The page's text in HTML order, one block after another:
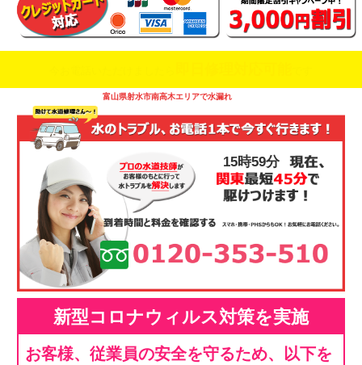
富山県射水市南高木エリアで水漏れ
15時59分
新型コロナウィルス対策を実施
お客様、従業員の安全を守るため、以下を